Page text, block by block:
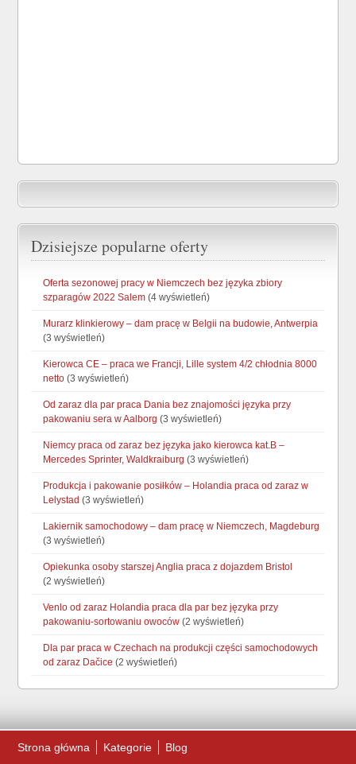
Dzisiejsze popularne oferty
Oferta sezonowej pracy w Niemczech bez języka zbiory
szparagów 2022 Salem (4 wyświetleń)
Murarz klinkierowy – dam pracę w Belgii na budowie, Antwerpia
(3 wyświetleń)
Kierowca CE – praca we Francji, Lille system 4/2 chłodnia 8000
netto (3 wyświetleń)
Od zaraz dla par praca Dania bez znajomości języka przy
pakowaniu sera w Aalborg (3 wyświetleń)
Niemcy praca od zaraz bez języka jako kierowca kat.B –
Mercedes Sprinter, Waldkraiburg (3 wyświetleń)
Produkcja i pakowanie posiłków – Holandia praca od zaraz w
Lelystad (3 wyświetleń)
Lakiernik samochodowy – dam pracę w Niemczech, Magdeburg
(3 wyświetleń)
Opiekunka osoby starszej Anglia praca z dojazdem Bristol
(2 wyświetleń)
Venlo od zaraz Holandia praca dla par bez języka przy
pakowaniu-sortowaniu owoców (2 wyświetleń)
Dla par praca w Czechach na produkcji części samochodowych
od zaraz Dačice (2 wyświetleń)
Strona główna Kategorie Blog